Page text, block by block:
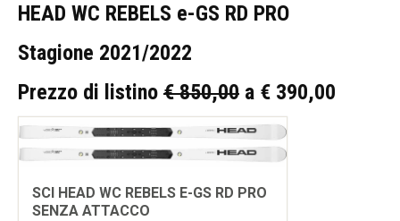
HEAD WC REBELS e-GS RD PRO
Stagione 2021/2022
Prezzo di listino € 850,00 a € 390,00
SCI HEAD WC REBELS E-GS RD PRO
SENZA ATTACCO